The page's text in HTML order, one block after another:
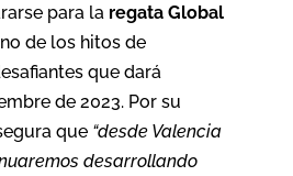
para la regata Global
de los hitos de
que dará
de 2023. Por su
que “desde Valencia
desarrollando